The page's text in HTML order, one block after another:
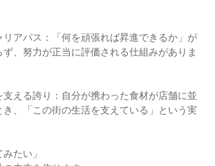
アパス：「何を頑張れば昇進できるか」が
、努力が正当に評価される仕組みがありま
える誇り：自分が携わった食材が店舗に並
き、「この街の生活を支えている」という実
たい」